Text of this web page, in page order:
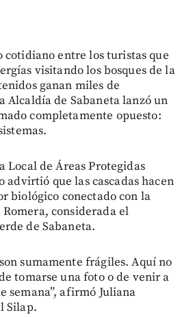
cotidiano entre los turistas que
visitando los bosques de la
ganan miles de
Alcaldía de Sabaneta lanzó un
completamente opuesto:
Local de Áreas Protegidas
advirtió que las cascadas hacen
biológico conectado con la
considerada el
de Sabaneta.
sumamente frágiles. Aquí no
tomarse una foto o de venir a
semana”, afirmó Juliana
Silap.